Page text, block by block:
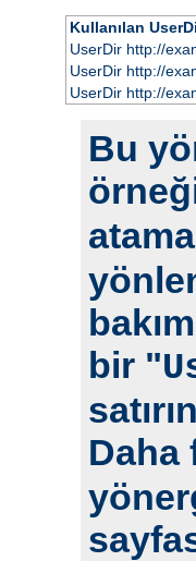
Kullanılan
UserDir http://
UserDir http://
UserDir http://
Bu
atama
bir "
Daha